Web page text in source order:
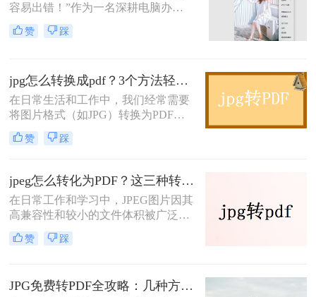
容易出错！”作为一名深耕电脑办公
软件测评多年的博主，我每天都会接
触到大量关于格式转换的咨询。其
赞 踩
jpg怎么转换成pdf？3个方法轻松解决问题！
在日常生活和工作中，我们经常需要
将图片格式（如JPG）转换为PDF格
式。这有助于更好地保存、分享和打
印图片。那么jpg怎么转换成pdf呢？
一转换。
赞 踩
jpeg怎么转化为PDF？这三种转换方法推荐给你~
在日常工作和学习中，JPEG图片因其
高兼容性和较小的文件体积被广泛使
用。然而，在需要整合多张图片、提
高安全性或便于打印时，将JPEG图片
介绍3种将JPEG转换为PDF的常用高
赞 踩
JPG免费转PDF全攻略：几种方法的免费次数和文件限制对比！